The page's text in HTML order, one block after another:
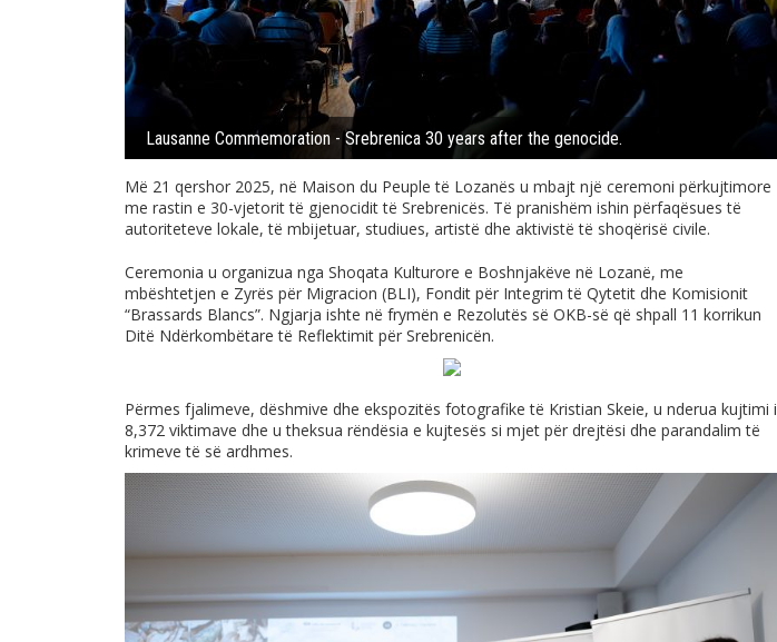
Lausanne Commemoration - Srebrenica 30 years after the genocide.
Më 21 qershor 2025, në Maison du Peuple të Lozanës u mbajt një ceremoni përkujtimore
me rastin e 30-vjetorit të gjenocidit të Srebrenicës. Të pranishëm ishin përfaqësues të
autoriteteve lokale, të mbijetuar, studiues, artistë dhe aktivistë të shoqërisë civile.
Ceremonia u organizua nga Shoqata Kulturore e Boshnjakëve në Lozanë, me
mbështetjen e Zyrës për Migracion (BLI), Fondit për Integrim të Qytetit dhe Komisionit
“Brassards Blancs”. Ngjarja ishte në frymën e Rezolutës së OKB-së që shpall 11 korrikun
Ditë Ndërkombëtare të Reflektimit për Srebrenicën.
Përmes fjalimeve, dëshmive dhe ekspozitës fotografike të Kristian Skeie, u nderua kujtimi i
8,372 viktimave dhe u theksua rëndësia e kujtesës si mjet për drejtësi dhe parandalim të
krimeve të së ardhmes.